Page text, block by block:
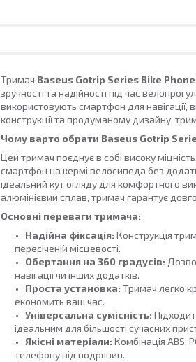
Тримач Baseus Gotrip Series Bike
зручності та надійності під час
використовують смартфон для навігації,
конструкції та продуманому дизайну,
Чому варто обрати Baseus Gotrip
Цей тримач поєднує в собі високу
смартфон на кермі велосипеда без
ідеальний кут огляду для комфортного
алюмінієвий сплав, тримач гарантує
Основні переваги тримача:
Надійна фіксація: Конструкція
пересіченій місцевості.
Обертання на 360 градусів:
навігації чи інших додатків.
Проста установка: Тримач легко
економить ваш час.
Універсальна сумісність:
ідеальним для більшості сучасних
Якісні матеріали: Комбінація ABS,
телефону від подряпин.